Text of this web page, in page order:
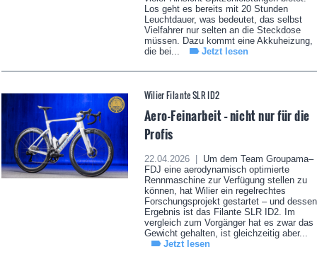
Los geht es bereits mit 20 Stunden
Leuchtdauer, was bedeutet, das selbst
Vielfahrer nur selten an die Steckdose
müssen. Dazu kommt eine Akkuheizung,
die bei...
Jetzt lesen
Wilier Filante SLR ID2
Aero-Feinarbeit – nicht nur für die
Profis
22.04.2026 |
Um dem Team Groupama–
FDJ eine aerodynamisch optimierte
Rennmaschine zur Verfügung stellen zu
können, hat Wilier ein regelrechtes
Forschungsprojekt gestartet – und dessen
Ergebnis ist das Filante SLR ID2. Im
vergleich zum Vorgänger hat es zwar das
Gewicht gehalten, ist gleichzeitig aber...
Jetzt lesen